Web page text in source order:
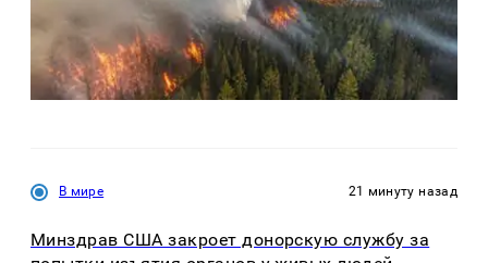
В мире 21 минуту назад
Минздрав США закроет донорскую службу за